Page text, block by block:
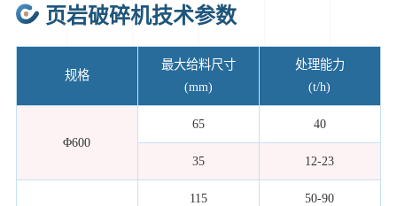
页岩破碎机技术参数
规格
最大给料尺寸
(mm)
处理能力
(t/h)
Φ600
65 40
35 12-23
115 50-90